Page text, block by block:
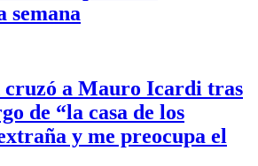
semana
cruzó a Mauro Icardi tras
de “la casa de los
y me preocupa el